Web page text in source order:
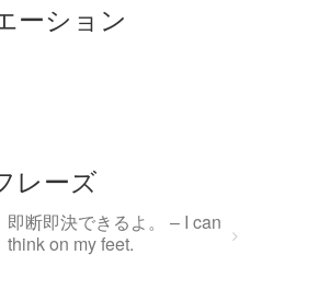
ーション
レーズ
即断即決できるよ。 – I can
think on my feet.